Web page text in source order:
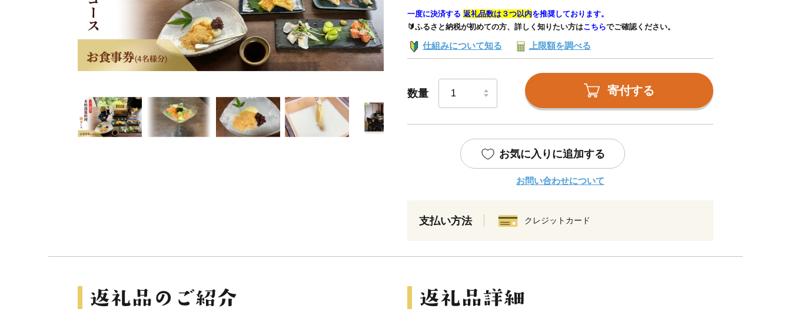
一度に決済する 返礼品数は３つ以内を推奨しております。
🔰ふるさと納税が初めての方、詳しく知りたい方はこちらでご確認ください。
仕組みについて知る 上限額を調べる
数量 寄付する
お気に入りに追加する
お問い合わせについて
支払い方法 クレジットカード